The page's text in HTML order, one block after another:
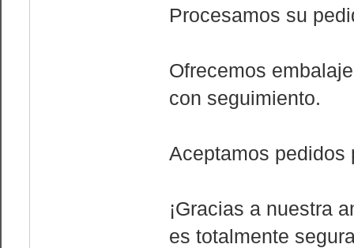
Procesamos su
Ofrecemos
con seguimiento.
Aceptamos pedidos
¡Gracias a nuestra
es totalmente